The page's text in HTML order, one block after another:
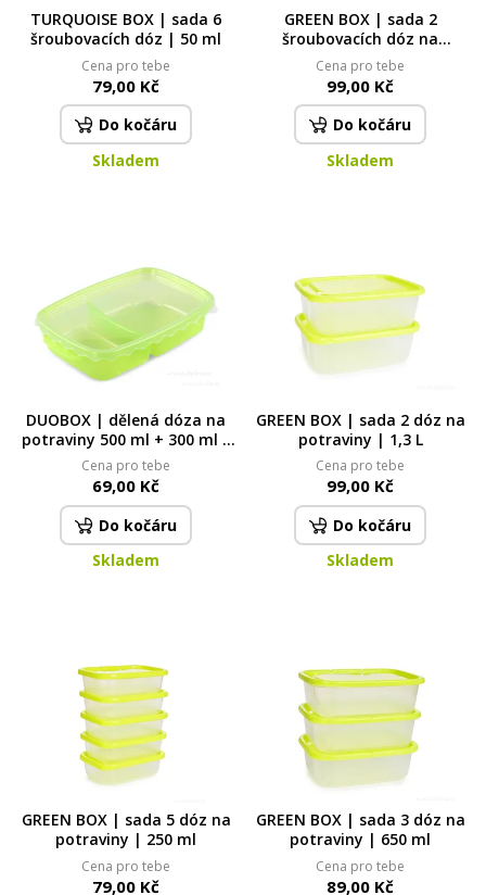
TURQUOISE BOX | sada 6
šroubovacích dóz | 50 ml
Cena pro tebe
79,00 Kč
Do kočáru
Skladem
GREEN BOX | sada 2
šroubovacích dóz na
potraviny | 370 ml
Cena pro tebe
99,00 Kč
Do kočáru
Skladem
DUOBOX | dělená dóza na
potraviny 500 ml + 300 ml |
obědový box
Cena pro tebe
69,00 Kč
Do kočáru
Skladem
GREEN BOX | sada 2 dóz na
potraviny | 1,3 L
Cena pro tebe
99,00 Kč
Do kočáru
Skladem
GREEN BOX | sada 5 dóz na
potraviny | 250 ml
Cena pro tebe
79,00 Kč
GREEN BOX | sada 3 dóz na
potraviny | 650 ml
Cena pro tebe
89,00 Kč